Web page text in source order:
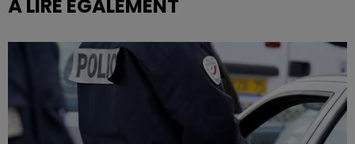
À LIRE ÉGALEMENT